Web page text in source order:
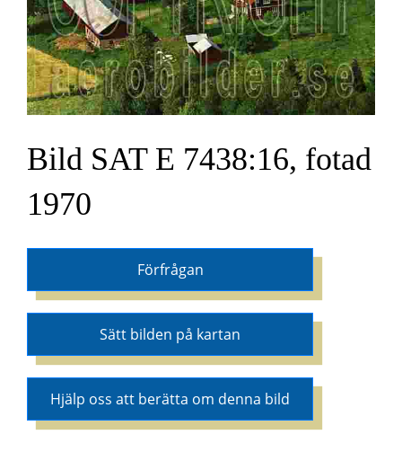
Bild SAT E 7438:16, fotad
1970
Förfrågan
Sätt bilden på kartan
Hjälp oss att berätta om denna bild